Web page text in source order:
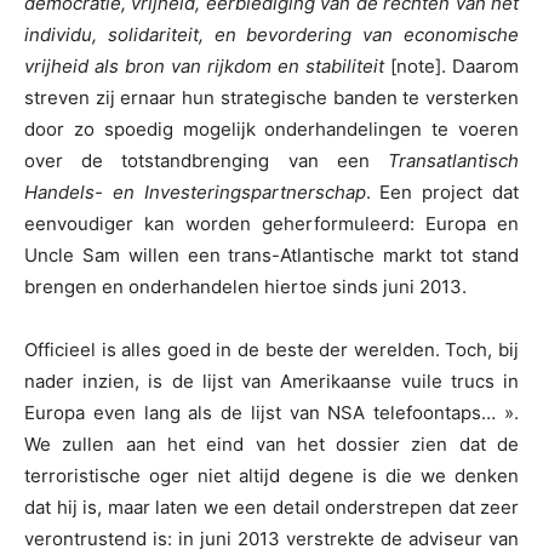
individu, solidariteit, en bevordering van economische
vrijheid als bron van rijkdom en stabiliteit [note]. Daarom
streven zij ernaar hun strategische banden te versterken
door zo spoedig mogelijk onderhandelingen te voeren
over de totstandbrenging van een Transatlantisch
Handels- en Investeringspartnerschap. Een project dat
eenvoudiger kan worden geherformuleerd: Europa en
Uncle Sam willen een trans-Atlantische markt tot stand
brengen en onderhandelen hiertoe sinds juni 2013.
Officieel is alles goed in de beste der werelden. Toch, bij
nader inzien, is de lijst van Amerikaanse vuile trucs in
Europa even lang als de lijst van NSA telefoontaps… ».
We zullen aan het eind van het dossier zien dat de
terroristische oger niet altijd degene is die we denken
dat hij is, maar laten we een detail onderstrepen dat zeer
verontrustend is: in juni 2013 verstrekte de adviseur van